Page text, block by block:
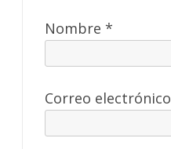
Nombre *
Correo electrónico